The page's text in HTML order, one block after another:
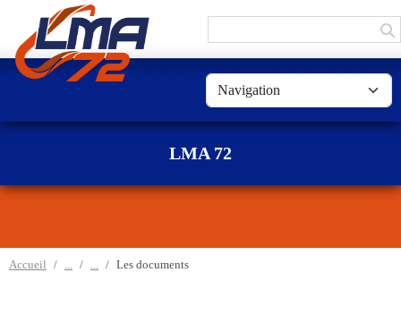
LMA 72
Accueil Les documents
Panneau de gestion des cookies